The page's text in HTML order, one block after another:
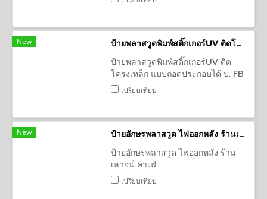
New
ป้ายพลาสวูดพิมพ์สติ๊กเกอร์UV ติดโครงเหล็ก แบบถอดประกอบได้ บ. FB BATTERY
ป้ายพลาสวูดพิมพ์สติ๊กเกอร์UV ติด
โครงเหล็ก แบบถอดประกอบได้ บ. FB
BATTERY
เปรียบเทียบ
New
ป้ายอักษรพลาสวูด ไฟออกหลัง ร้านเลาจน์ คาเฟ่
ป้ายอักษรพลาสวูด ไฟออกหลัง ร้าน
เลาจน์ คาเฟ่
เปรียบเทียบ